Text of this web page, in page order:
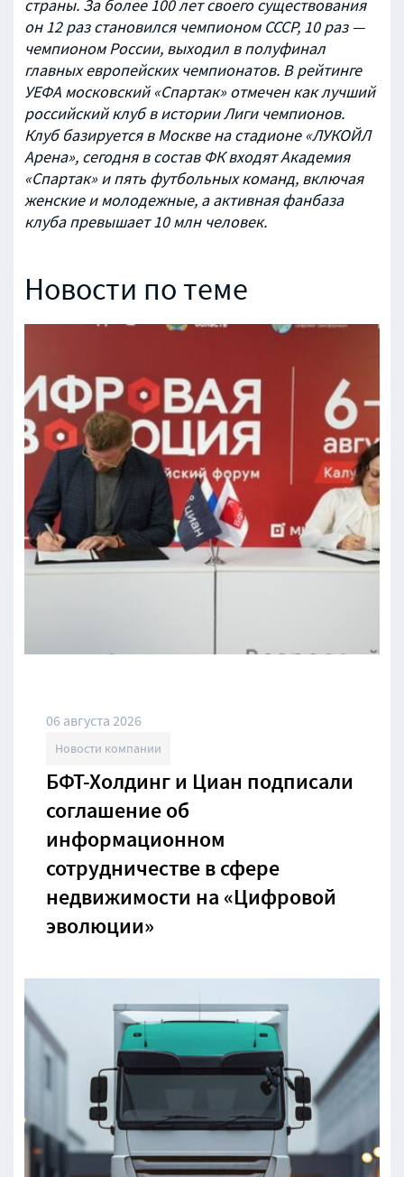
страны. За более 100 лет своего существования
он 12 раз становился чемпионом СССР, 10 раз —
чемпионом России, выходил в полуфинал
главных европейских чемпионатов. В рейтинге
УЕФА московский «Спартак» отмечен как лучший
российский клуб в истории Лиги чемпионов.
Клуб базируется в Москве на стадионе «ЛУКОЙЛ
Арена», сегодня в состав ФК входят Академия
«Спартак» и пять футбольных команд, включая
женские и молодежные, а активная фанбаза
клуба превышает 10 млн человек.
Новости по теме
06 августа 2026
Новости компании
БФТ-Холдинг и Циан подписали
соглашение об
информационном
сотрудничестве в сфере
недвижимости на «Цифровой
эволюции»